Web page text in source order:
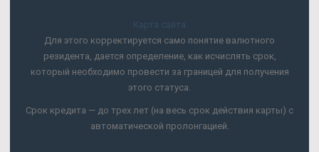
Карта сайта
Для этого корректируется само понятие валютного
резидента, дается определение, как исчислять срок,
который необходимо провести за границей для получения
этого статуса.
Срок кредита — до трех лет (на весь срок действия карты) с
автоматической пролонгацией.